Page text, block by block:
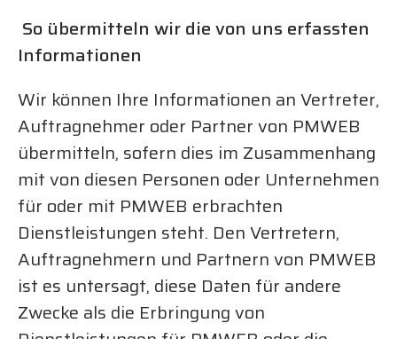
So übermitteln wir die von uns erfassten
Informationen
Wir können Ihre Informationen an Vertreter,
Auftragnehmer oder Partner von PMWEB
übermitteln, sofern dies im Zusammenhang
mit von diesen Personen oder Unternehmen
für oder mit PMWEB erbrachten
Dienstleistungen steht. Den Vertretern,
Auftragnehmern und Partnern von PMWEB
ist es untersagt, diese Daten für andere
Zwecke als die Erbringung von